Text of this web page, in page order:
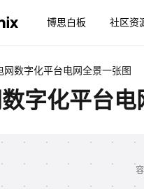
博思白板 社区资
网数字化平台电网全景一张图
字化平台电